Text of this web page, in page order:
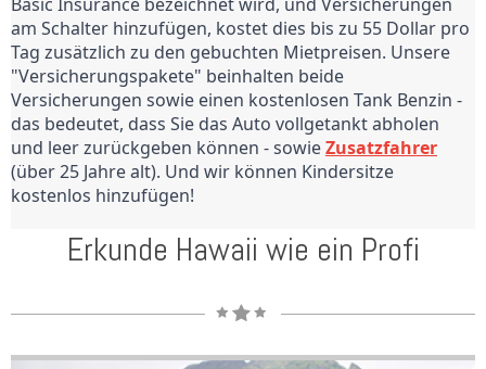
am Schalter hinzufügen, kostet dies bis zu 55 Dollar pro
Tag zusätzlich zu den gebuchten Mietpreisen. Unsere
"Versicherungspakete" beinhalten beide
Versicherungen sowie einen kostenlosen Tank Benzin -
das bedeutet, dass Sie das Auto vollgetankt abholen
und leer zurückgeben können - sowie Zusatzfahrer
(über 25 Jahre alt). Und wir können Kindersitze
kostenlos hinzufügen!
Erkunde Hawaii wie ein Profi